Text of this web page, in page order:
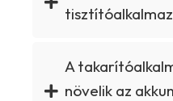
A
növelik az